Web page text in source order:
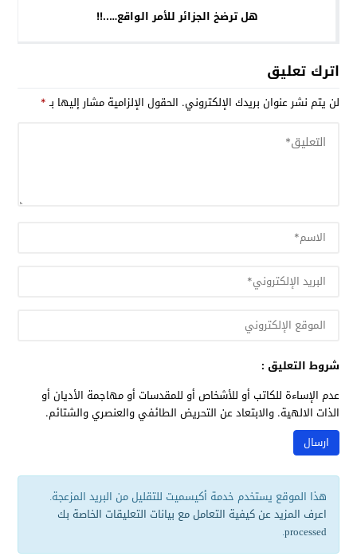
هل ترضخ الجزائر للأمر الواقع…..!!
اترك تعليق
لن يتم نشر عنوان بريدك الإلكتروني. الحقول الإلزامية مشار إليها بـ*
شروط التعليق :
عدم الإساءة للكاتب أو للأشخاص أو للمقدسات أو مهاجمة الأديان أو
الذات الالهية. والابتعاد عن التحريض الطائفي والعنصري والشتائم.
هذا الموقع يستخدم خدمة أكيسميت للتقليل من البريد المزعجة.
اعرف المزيد عن كيفية التعامل مع بيانات التعليقات الخاصة بك
processed
.